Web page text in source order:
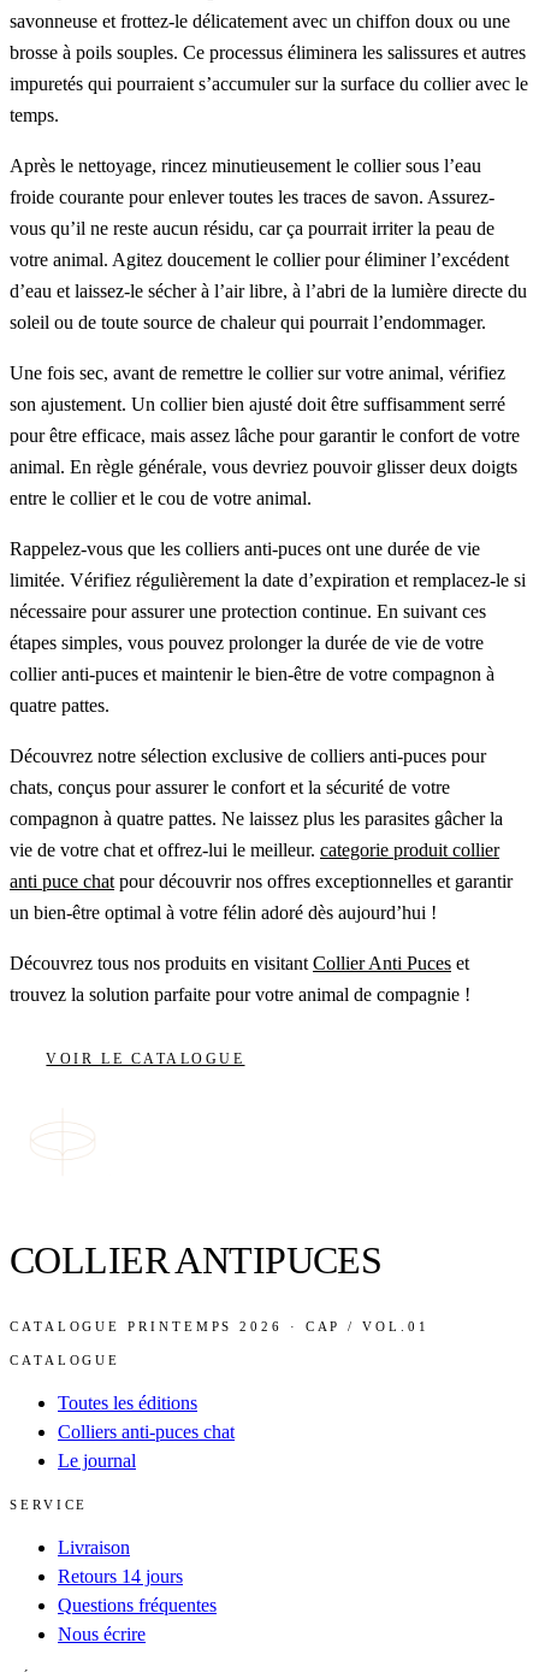
savonneuse et frottez-le délicatement avec un chiffon doux ou une
brosse à poils souples. Ce processus éliminera les salissures et autres
impuretés qui pourraient s’accumuler sur la surface du collier avec le
temps.
Après le nettoyage, rincez minutieusement le collier sous l’eau
froide courante pour enlever toutes les traces de savon. Assurez-
vous qu’il ne reste aucun résidu, car ça pourrait irriter la peau de
votre animal. Agitez doucement le collier pour éliminer l’excédent
d’eau et laissez-le sécher à l’air libre, à l’abri de la lumière directe du
soleil ou de toute source de chaleur qui pourrait l’endommager.
Une fois sec, avant de remettre le collier sur votre animal, vérifiez
son ajustement. Un collier bien ajusté doit être suffisamment serré
pour être efficace, mais assez lâche pour garantir le confort de votre
animal. En règle générale, vous devriez pouvoir glisser deux doigts
entre le collier et le cou de votre animal.
Rappelez-vous que les colliers anti-puces ont une durée de vie
limitée. Vérifiez régulièrement la date d’expiration et remplacez-le si
nécessaire pour assurer une protection continue. En suivant ces
étapes simples, vous pouvez prolonger la durée de vie de votre
collier anti-puces et maintenir le bien-être de votre compagnon à
quatre pattes.
Découvrez notre sélection exclusive de colliers anti-puces pour
chats, conçus pour assurer le confort et la sécurité de votre
compagnon à quatre pattes. Ne laissez plus les parasites gâcher la
vie de votre chat et offrez-lui le meilleur. categorie produit collier
anti puce chat pour découvrir nos offres exceptionnelles et garantir
un bien-être optimal à votre félin adoré dès aujourd’hui !
Découvrez tous nos produits en visitant Collier Anti Puces et
trouvez la solution parfaite pour votre animal de compagnie !
VOIR LE CATALOGUE
COLLIER ANTIPUCES
CATALOGUE PRINTEMPS 2026 · CAP / VOL.01
CATALOGUE
Toutes les éditions
Colliers anti-puces chat
Le journal
SERVICE
Livraison
Retours 14 jours
Questions fréquentes
Nous écrire